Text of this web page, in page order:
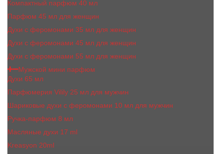
Компактный парфюм 40 мл
Парфюм 45 мл для женщин
Духи с феромонами 35 мл для женщин
Духи с феромонами 45 мл для женщин
Духи с феромонами 55 мл для женщин
Мужской мини парфюм
Духи 65 мл
Парфюмерия Vilily 25 мл для мужчин
Шариковые духи с феромонами 10 мл для мужчин
Ручка-парфюм 8 мл
Масляные духи 17 ml
Kreasyon 20ml